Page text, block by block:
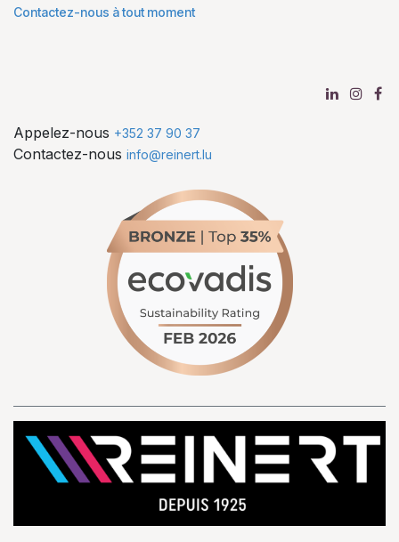
Contactez-nous à tout moment
Appelez-nous +352 37 90 37
Contactez-nous info@reinert.lu